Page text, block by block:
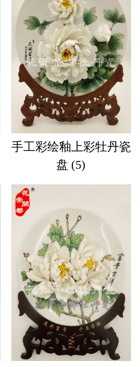
手工彩绘釉上彩牡丹瓷
盘 (5)